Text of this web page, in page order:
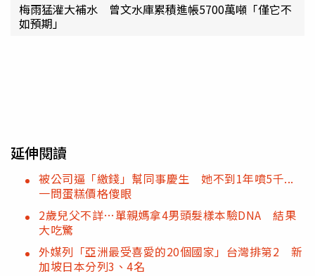
梅雨猛灌大補水 曾文水庫累積進帳5700萬噸「僅它不
如預期」
延伸閱讀
被公司逼「繳錢」幫同事慶生 她不到1年噴5千...
一問蛋糕價格傻眼
2歲兒父不詳…單親媽拿4男頭髮樣本驗DNA 結果
大吃驚
外媒列「亞洲最受喜愛的20個國家」台灣排第2 新
加坡日本分列3、4名